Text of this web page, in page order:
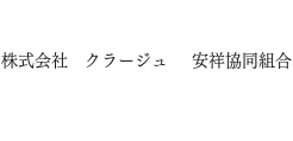
株式会社 クラージュ 安祥協同組合